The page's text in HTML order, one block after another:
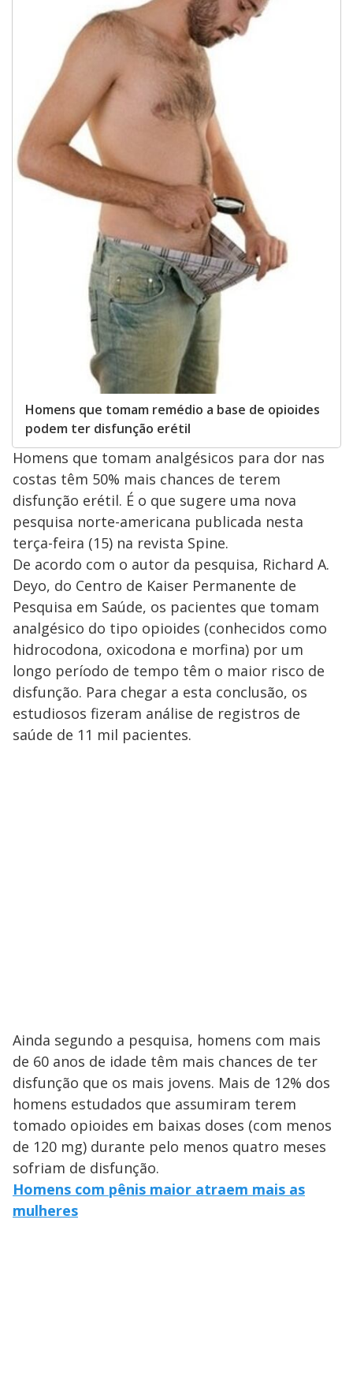
Homens que tomam remédio a base de opioides
podem ter disfunção erétil
Homens que tomam analgésicos para dor nas
costas têm 50% mais chances de terem
disfunção erétil. É o que sugere uma nova
pesquisa norte-americana publicada nesta
terça-feira (15) na revista Spine.
De acordo com o autor da pesquisa, Richard A.
Deyo, do Centro de Kaiser Permanente de
Pesquisa em Saúde, os pacientes que tomam
analgésico do tipo opioides (conhecidos como
hidrocodona, oxicodona e morfina) por um
longo período de tempo têm o maior risco de
disfunção. Para chegar a esta conclusão, os
estudiosos fizeram análise de registros de
saúde de 11 mil pacientes.
Ainda segundo a pesquisa, homens com mais
de 60 anos de idade têm mais chances de ter
disfunção que os mais jovens. Mais de 12% dos
homens estudados que assumiram terem
tomado opioides em baixas doses (com menos
de 120 mg) durante pelo menos quatro meses
sofriam de disfunção.
Homens com pênis maior atraem mais as
mulheres